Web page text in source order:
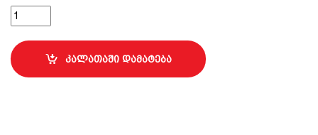
ავეჯის ჭანჭიკი 3.0x20მმ quantity
კალათაში დამატება